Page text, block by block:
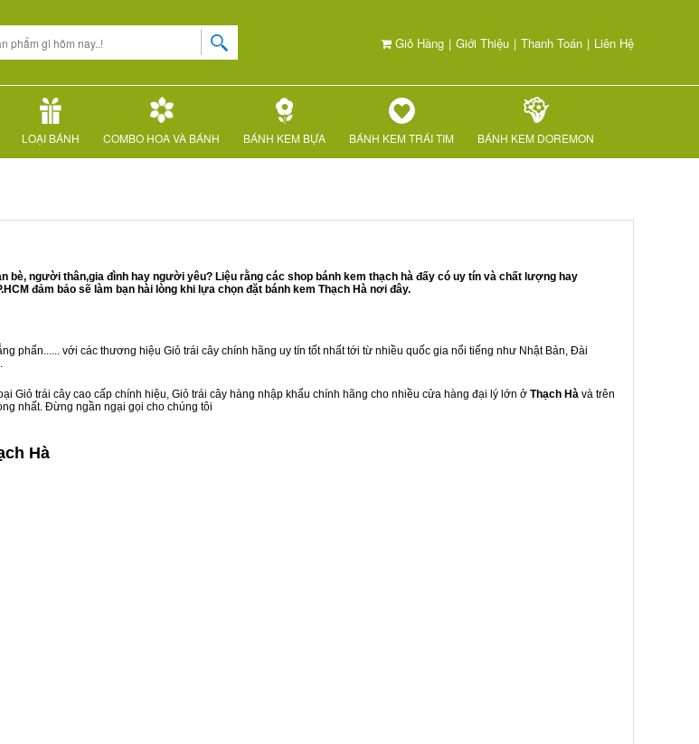
Giỏ Hàng | Giới Thiệu | Thanh Toán | Liên Hệ
LOẠI BÁNH COMBO HOA VÀ BÁNH BÁNH KEM BỰA BÁNH KEM TRÁI TIM BÁNH KEM DOREMON
bè, người thân,gia đình hay người yêu? Liệu rằng các shop bánh kem thạch hà đấy có uy tín và chất lượng hay
đảm bảo sẽ làm bạn hài lòng khi lựa chọn đặt bánh kem Thạch Hà nơi đây.
phấn...... với các thương hiệu Giỏ trái cây chính hãng uy tín tốt nhất tới từ nhiều quốc gia nổi tiếng như Nhật Bản, Đài
Giỏ trái cây cao cấp chính hiệu, Giỏ trái cây hàng nhập khẩu chính hãng cho nhiều cửa hàng đại lý lớn ở Thạch Hà và trên
nhất. Đừng ngần ngại gọi cho chúng tôi
Hà